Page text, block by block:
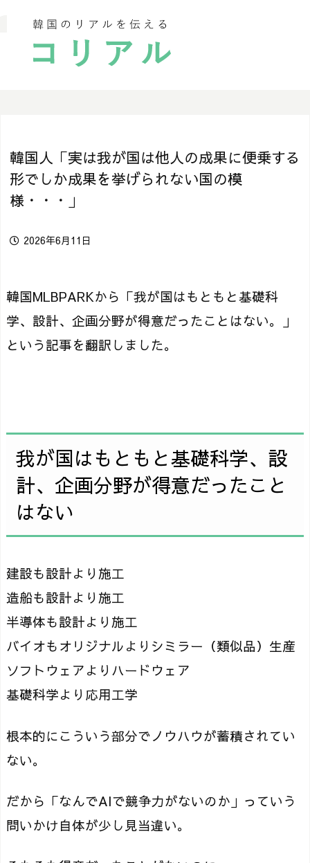
韓国人「実は我が国は他人の成果に便乗する
形でしか成果を挙げられない国の模
様・・・」
2026年6月11日
韓国MLBPARKから「我が国はもともと基礎科
学、設計、企画分野が得意だったことはない。」
という記事を翻訳しました。
我が国はもともと基礎科学、設
計、企画分野が得意だったこと
はない
建設も設計より施工
造船も設計より施工
半導体も設計より施工
バイオもオリジナルよりシミラー（類似品）生産
ソフトウェアよりハードウェア
基礎科学より応用工学
根本的にこういう部分でノウハウが蓄積されてい
ない。
だから「なんでAIで競争力がないのか」っていう
問いかけ自体が少し見当違い。